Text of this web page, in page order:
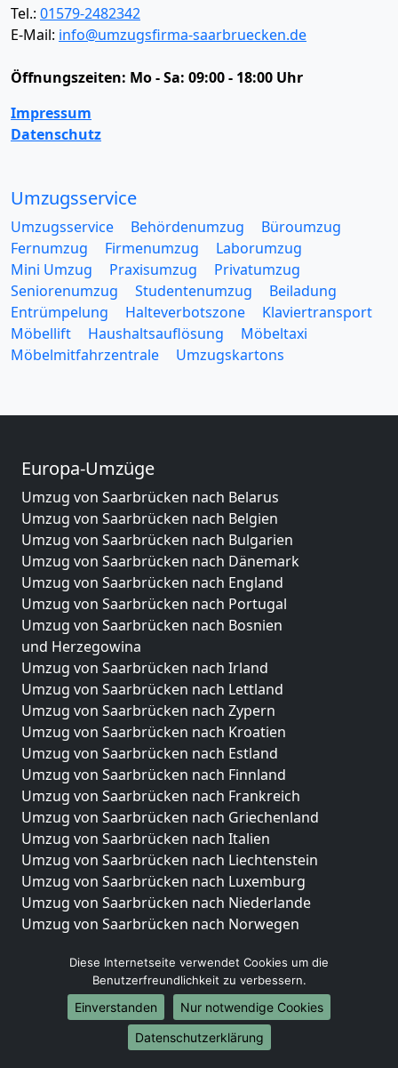
Tel.: 01579-2482342
E-Mail: info@umzugsfirma-saarbruecken.de
Öffnungszeiten: Mo - Sa: 09:00 - 18:00 Uhr
Impressum
Datenschutz
Umzugsservice
Umzugsservice Behördenumzug
Büroumzug
Fernumzug
Firmenumzug
Laborumzug
Mini Umzug
Praxisumzug
Privatumzug
Seniorenumzug
Studentenumzug
Beiladung
Entrümpelung
Halteverbotszone
Klaviertransport
Möbellift
Haushaltsauflösung
Möbeltaxi
Möbelmitfahrzentrale
Umzugskartons
Europa-Umzüge
Umzug von Saarbrücken nach Belarus
Umzug von Saarbrücken nach Belgien
Umzug von Saarbrücken nach Bulgarien
Umzug von Saarbrücken nach Dänemark
Umzug von Saarbrücken nach England
Umzug von Saarbrücken nach Portugal
Umzug von Saarbrücken nach Bosnien
und Herzegowina
Umzug von Saarbrücken nach Irland
Umzug von Saarbrücken nach Lettland
Umzug von Saarbrücken nach Zypern
Umzug von Saarbrücken nach Kroatien
Umzug von Saarbrücken nach Estland
Umzug von Saarbrücken nach Finnland
Umzug von Saarbrücken nach Frankreich
Umzug von Saarbrücken nach Griechenland
Umzug von Saarbrücken nach Italien
Umzug von Saarbrücken nach Liechtenstein
Umzug von Saarbrücken nach Luxemburg
Umzug von Saarbrücken nach Niederlande
Umzug von Saarbrücken nach Norwegen
Umzüge-Deutschlandweit
Umzug von Saarbrücken nach Berlin
Umzug von Saarbrücken nach Hamburg
Umzug von Saarbrücken nach München
Umzug von Saarbrücken nach Köln
Diese Internetseite verwendet Cookies um die
Benutzerfreundlichkeit zu verbessern.
Einverstanden
Nur notwendige Cookies
Datenschutzerklärung